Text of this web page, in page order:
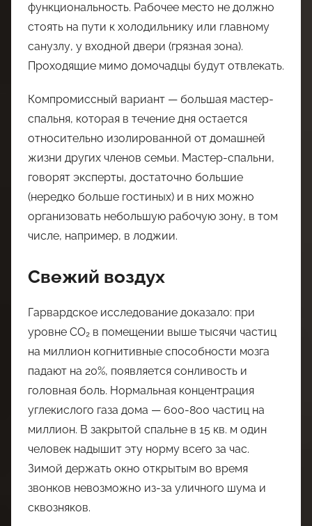
функциональность. Рабочее место не должно
стоять на пути к холодильнику или главному
санузлу, у входной двери (грязная зона).
Проходящие мимо домочадцы будут отвлекать.
Компромиссный вариант — большая мастер-
спальня, которая в течение дня остается
относительно изолированной от домашней
жизни других членов семьи. Мастер-спальни,
говорят эксперты, достаточно большие
(нередко больше гостиных) и в них можно
организовать небольшую рабочую зону, в том
числе, например, в лоджии.
Свежий воздух
Гарвардское исследование доказало: при
уровне CO₂ в помещении выше тысячи частиц
на миллион когнитивные способности мозга
падают на 20%, появляется сонливость и
головная боль. Нормальная концентрация
углекислого газа дома — 600-800 частиц на
миллион. В закрытой спальне в 15 кв. м один
человек надышит эту норму всего за час.
Зимой держать окно открытым во время
звонков невозможно из-за уличного шума и
сквозняков.